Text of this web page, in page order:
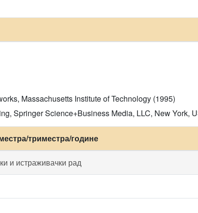
Massachusetts Institute of Technology (1995)
Springer Science+Business Media, LLC, New York,
триместра/године
и истраживачки рад